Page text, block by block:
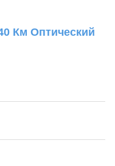
Км Оптический